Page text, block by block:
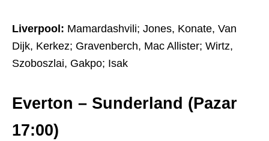
Liverpool: Mamardashvili; Jones, Konate, Van
Dijk, Kerkez; Gravenberch, Mac Allister; Wirtz,
Szoboszlai, Gakpo; Isak
Everton – Sunderland (Pazar
17:00)